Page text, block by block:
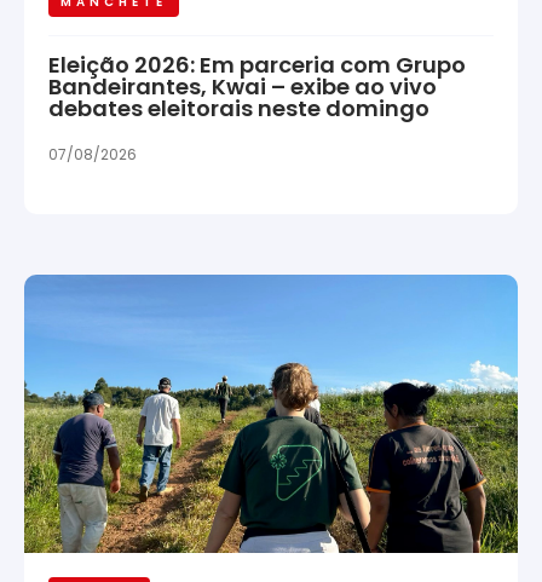
Eleição 2026: Em parceria com Grupo
Bandeirantes, Kwai – exibe ao vivo
debates eleitorais neste domingo
07/08/2026